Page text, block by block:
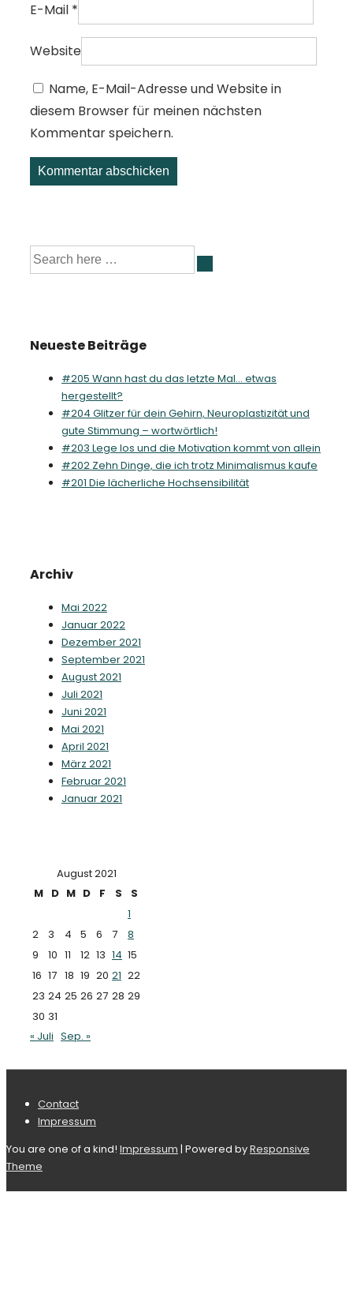
E-Mail *
Website
Name, E-Mail-Adresse und Website in
diesem Browser für meinen nächsten
Kommentar speichern.
Suche
nach:
Neueste Beiträge
#205 Wann hast du das letzte Mal… etwas
hergestellt?
#204 Glitzer für dein Gehirn, Neuroplastizität und
gute Stimmung – wortwörtlich!
#203 Lege los und die Motivation kommt von allein
#202 Zehn Dinge, die ich trotz Minimalismus kaufe
#201 Die lächerliche Hochsensibilität
Archiv
Mai 2022
Januar 2022
Dezember 2021
September 2021
August 2021
Juli 2021
Juni 2021
Mai 2021
April 2021
März 2021
Februar 2021
Januar 2021
August 2021
M D M D F S
S
1
2
3 4 5 6 7
8
9
10 11 12 13 14 15
16 17 18 19 20 21 22
23 24 25 26 27 28 29
30 31
« Juli Sep. »
Footer-
Menü
Contact
Impressum
You are one of a kind! Impressum | Powered byResponsive
Theme